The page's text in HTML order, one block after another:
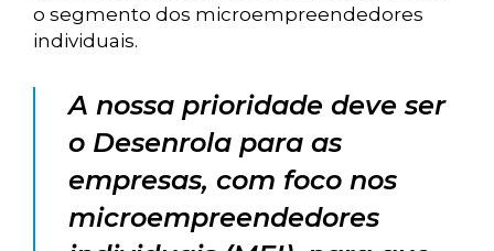
o segmento dos microempreendedores
individuais.
A nossa prioridade deve ser
o Desenrola para as
empresas, com foco nos
microempreendedores